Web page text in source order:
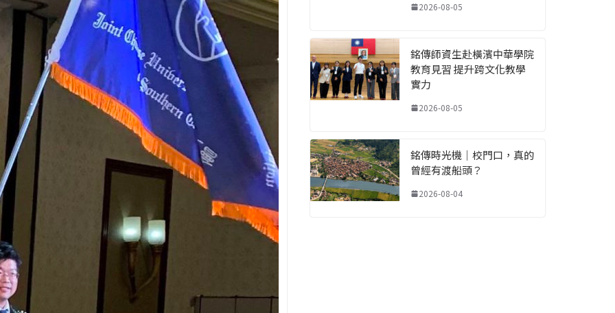
2026-08-05
銘傳師資生赴橫濱中華學院
教育見習 提升跨文化教學
實力
2026-08-05
銘傳時光機｜校門口，真的
曾經有渡船頭？
2026-08-04